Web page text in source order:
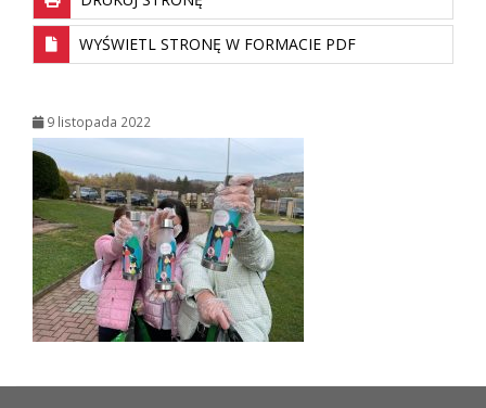
WYŚWIETL STRONĘ W FORMACIE PDF
9 listopada 2022